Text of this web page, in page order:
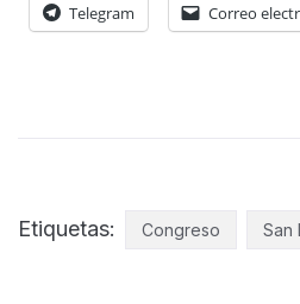
Telegram Correo
Etiquetas: Congreso San